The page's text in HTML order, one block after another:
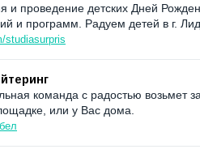
и проведение детских Дней
и программ. Радуем детей в г.
studiasurpris
команда с радостью возьмет
или у Вас дома.